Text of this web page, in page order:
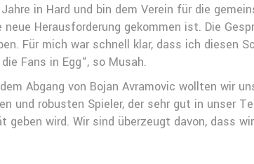
in Hard und bin dem Verein für die
Herausforderung gekommen ist. Die
Für mich war schnell klar, dass ich
Fans in Egg“, so Musah.
Abgang von Bojan Avramovic wollten
und robusten Spieler, der sehr gut in unser
wird. Wir sind überzeugt davon, dass